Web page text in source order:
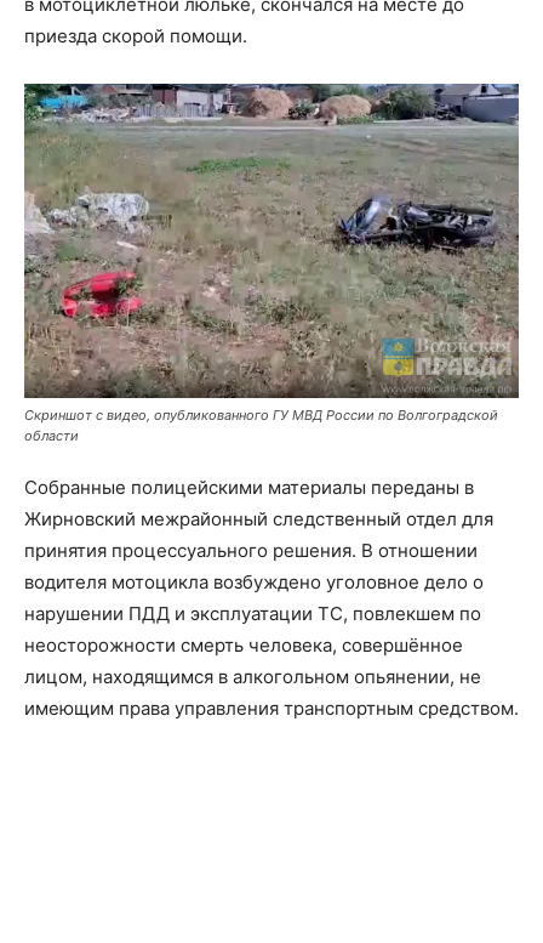
приезда скорой помощи.
Скриншот с видео, опубликованного ГУ МВД России по Волгоградской
области
Собранные полицейскими материалы переданы в
Жирновский межрайонный следственный отдел для
принятия процессуального решения. В отношении
водителя мотоцикла возбуждено уголовное дело о
нарушении ПДД и эксплуатации ТС, повлекшем по
неосторожности смерть человека, совершённое
лицом, находящимся в алкогольном опьянении, не
имеющим права управления транспортным средством.